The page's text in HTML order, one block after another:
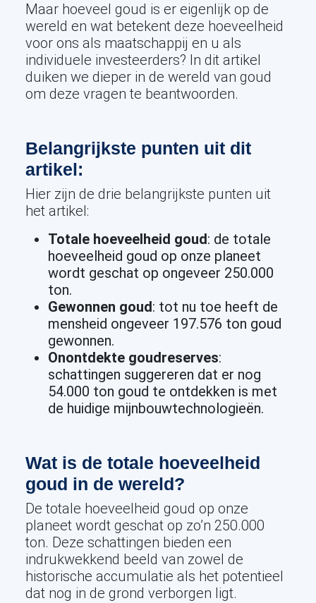
Maar hoeveel goud is er eigenlijk op de
wereld en wat betekent deze hoeveelheid
voor ons als maatschappij en u als
individuele investeerders? In dit artikel
duiken we dieper in de wereld van goud
om deze vragen te beantwoorden.
Belangrijkste punten uit dit
artikel:
Hier zijn de drie belangrijkste punten uit
het artikel:
Totale hoeveelheid goud: de totale
hoeveelheid goud op onze planeet
wordt geschat op ongeveer 250.000
ton.
Gewonnen goud: tot nu toe heeft de
mensheid ongeveer 197.576 ton goud
gewonnen.
Onontdekte goudreserves:
schattingen suggereren dat er nog
54.000 ton goud te ontdekken is met
de huidige mijnbouwtechnologieën.
Wat is de totale hoeveelheid
goud in de wereld?
De totale hoeveelheid goud op onze
planeet wordt geschat op zo’n 250.000
ton. Deze schattingen bieden een
indrukwekkend beeld van zowel de
historische accumulatie als het potentieel
dat nog in de grond verborgen ligt.